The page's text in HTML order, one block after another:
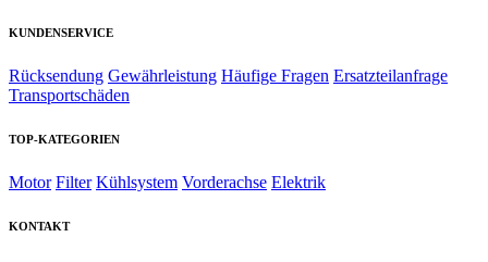
KUNDENSERVICE
Rücksendung Gewährleistung Häufige Fragen Ersatzteilanfrage
Transportschäden
TOP-KATEGORIEN
Motor Filter Kühlsystem Vorderachse Elektrik
KONTAKT